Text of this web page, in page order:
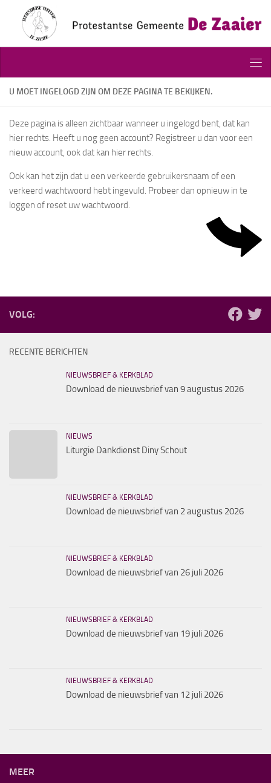
Doorgaan naar inhoud
U MOET INGELOGD ZIJN OM DEZE PAGINA TE BEKIJKEN.
Deze pagina is alleen zichtbaar wanneer u ingelogd bent, dat kan
hier rechts. Heeft u nog geen account? Registreer u dan voor een
nieuw account, ook dat kan hier rechts.
Ook kan het zijn dat u een verkeerde gebruikersnaam of een
verkeerd wachtwoord hebt ingevuld. Probeer dan opnieuw in te
loggen of reset uw wachtwoord.
VOLG:
RECENTE BERICHTEN
NIEUWSBRIEF & KERKBLAD
Download de nieuwsbrief van 9 augustus 2026
NIEUWS
Liturgie Dankdienst Diny Schout
NIEUWSBRIEF & KERKBLAD
Download de nieuwsbrief van 2 augustus 2026
NIEUWSBRIEF & KERKBLAD
Download de nieuwsbrief van 26 juli 2026
NIEUWSBRIEF & KERKBLAD
Download de nieuwsbrief van 19 juli 2026
NIEUWSBRIEF & KERKBLAD
Download de nieuwsbrief van 12 juli 2026
MEER